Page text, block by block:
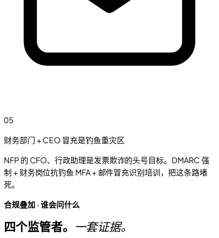
05
财务部门 + CEO 冒充是钓鱼重灾区
NFP 的 CFO、行政助理是发票欺诈的头号目标。DMARC 强
制 + 财务岗位抗钓鱼 MFA + 邮件冒充识别培训，把这条路堵
死。
合规叠加 · 谁会问什么
四个监管者。 一套证据。